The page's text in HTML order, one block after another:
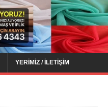
YERIMIZ / İLETIŞIM